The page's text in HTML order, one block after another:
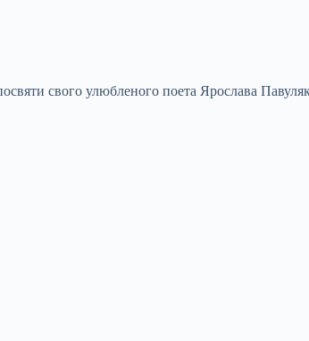
свого улюбленого поета Ярослава